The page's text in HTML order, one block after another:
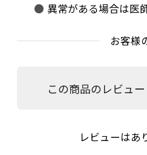
異常がある場合は医
お客様
この商品のレビュー
レビューはあ